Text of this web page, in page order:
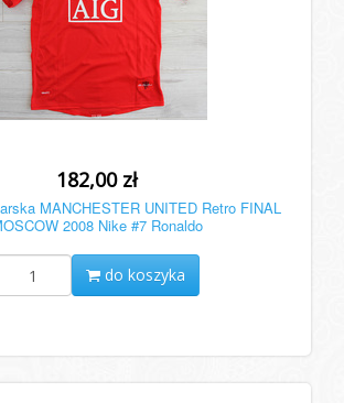
182,00 zł
MANCHESTER UNITED Retro FINAL
2008 Nike #7 Ronaldo
do koszyka